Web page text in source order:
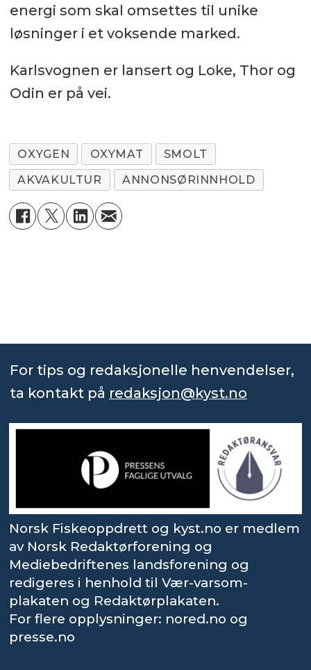
energi som skal omsettes til unike
løsninger i et voksende marked.
Karlsvognen er lansert og Loke, Thor og
Odin er på vei.
OXYGEN OXYMAT
SMOLT
AKVAKULTUR
ANNONSØRINNHOLD
For tips og redaksjonelle henvendelser,
ta kontakt på redaksjon@kyst.no
Norsk Fiskeoppdrett og kyst.no er medlem
av Norsk Redaktørforening og
Mediebedriftenes landsforening og
redigeres i henhold til Vær-varsom-
plakaten og Redaktørplakaten.
For flere opplysninger: nored.no og
presse.no